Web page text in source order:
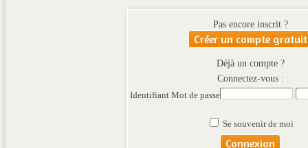
Pas encore inscrit ?
Créer un compte gratuit
Déjà un compte ?
Connectez-vous :
Identifiant Mot de passe
Se souvenir de moi